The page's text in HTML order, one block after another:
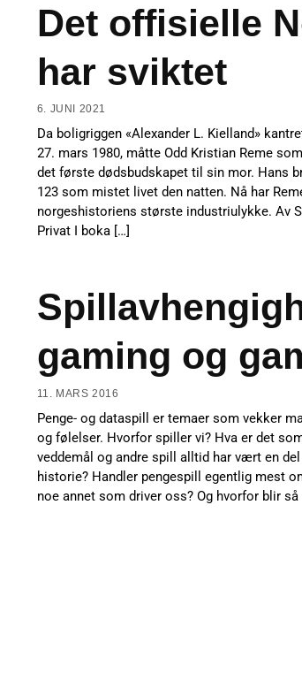
Det offisielle
har sviktet
6. JUNI 2021
Da boligriggen «Alexander L. Kielland»
27. mars 1980, måtte Odd Kristian Reme
det første dødsbudskapet til sin mor. Hans
123 som mistet livet den natten. Nå har
norgeshistoriens største industriulykke. Av
Privat I boka […]
gaming og
11. MARS 2016
Penge- og dataspill er temaer som vekker
og følelser. Hvorfor spiller vi? Hva er det
veddemål og andre spill alltid har vært en
historie? Handler pengespill egentlig mest
noe annet som driver oss? Og hvorfor blir